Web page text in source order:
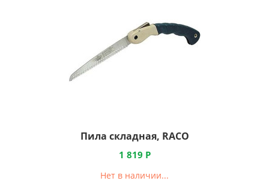
Пила складная, RACO
1 819 Р
Нет в наличии...